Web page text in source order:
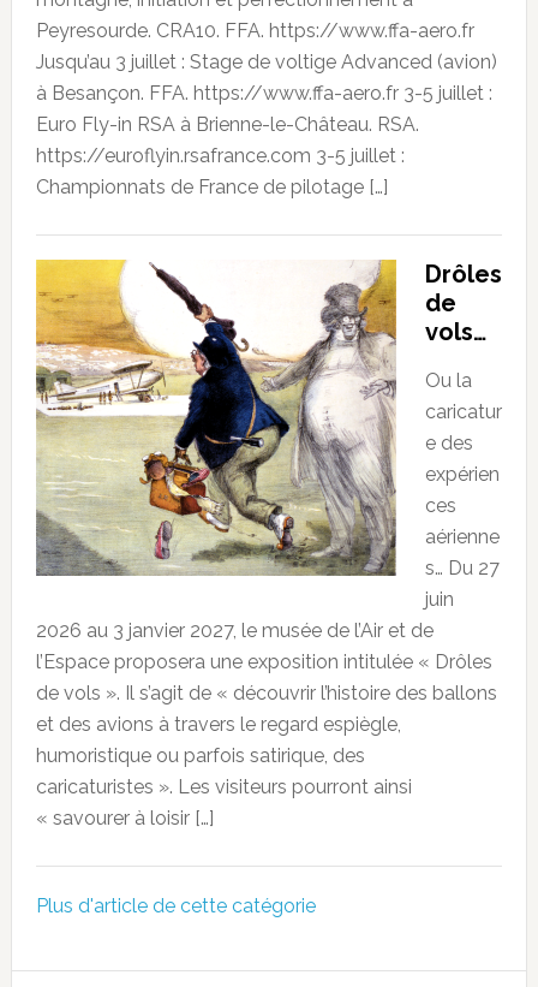
Peyresourde. CRA10. FFA. https://www.ffa-aero.fr
Jusqu’au 3 juillet : Stage de voltige Advanced (avion)
à Besançon. FFA. https://www.ffa-aero.fr 3-5 juillet :
Euro Fly-in RSA à Brienne-le-Château. RSA.
https://euroflyin.rsafrance.com 3-5 juillet :
Championnats de France de pilotage […]
Drôles
de
vols…
Ou la
caricatur
e des
expérien
ces
aérienne
s… Du 27
juin
2026 au 3 janvier 2027, le musée de l’Air et de
l’Espace proposera une exposition intitulée « Drôles
de vols ». Il s’agit de « découvrir l’histoire des ballons
et des avions à travers le regard espiègle,
humoristique ou parfois satirique, des
caricaturistes ». Les visiteurs pourront ainsi
« savourer à loisir […]
Plus d'article de cette catégorie